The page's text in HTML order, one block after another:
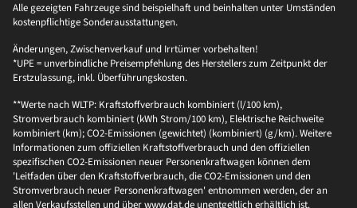
Alle gezeigten Fahrzeuge sind beispielhaft und beinhalten unter Umständen
kostenpflichtige Sonderausstattungen.
Änderungen, Zwischenverkauf und Irrtümer vorbehalten!
*UPE = unverbindliche Preisempfehlung des Herstellers zum Zeitpunkt der
Erstzulassung, inkl. Überführungskosten.
**Werte nach WLTP: Kraftstoffverbrauch kombiniert (l/100 km),
Stromverbrauch kombiniert (kWh Strom/100 km), Elektrische Reichweite
kombiniert (km); CO2-Emissionen (gewichtet) (kombiniert) (g/km). Weitere
Informationen zum offiziellen Kraftstoffverbrauch und den offiziellen
spezifischen CO2-Emissionen neuer Personenkraftwagen können dem
'Leitfaden über den Kraftstoffverbrauch, die CO2-Emissionen und den
Stromverbrauch neuer Personenkraftwagen' entnommen werden, der an
allen Verkaufsstellen und über www.dat.de unentgeltlich erhältlich ist.